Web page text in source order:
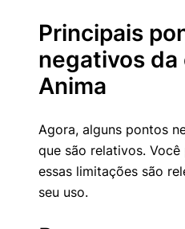
Principais
negativos da
Anima
Agora, alguns pontos
que são relativos.
essas limitações são
seu uso.